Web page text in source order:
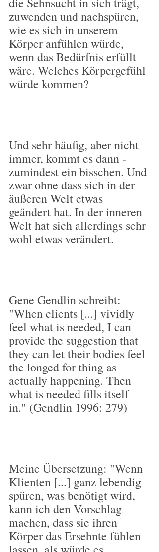
zuwenden und nachspüren,
wie es sich in unserem
Körper anfühlen würde,
wenn das Bedürfnis erfüllt
wäre. Welches Körpergefühl
würde kommen?
Und sehr häufig, aber nicht
immer, kommt es dann -
zumindest ein bisschen. Und
zwar ohne dass sich in der
äußeren Welt etwas
geändert hat. In der inneren
Welt hat sich allerdings sehr
wohl etwas verändert.
Gene Gendlin schreibt:
"When clients [...] vividly
feel what is needed, I can
provide the suggestion that
they can let their bodies feel
the longed for thing as
actually happening. Then
what is needed fills itself
in." (Gendlin 1996: 279)
Meine Übersetzung: "Wenn
Klienten [...] ganz lebendig
spüren, was benötigt wird,
kann ich den Vorschlag
machen, dass sie ihren
Körper das Ersehnte fühlen